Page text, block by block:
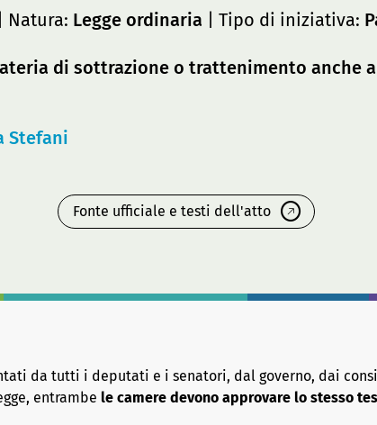
| Natura: Legge ordinaria | Tipo di iniziativa:
di sottrazione o trattenimento anche
Stefani
Fonte ufficiale e testi dell'atto
da tutti i deputati e i senatori, dal governo, dai
entrambe le camere devono approvare lo stesso